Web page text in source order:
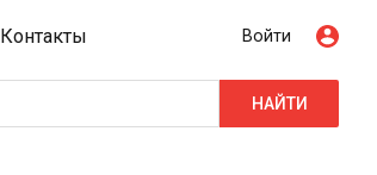
Контакты Войти
НАЙТИ